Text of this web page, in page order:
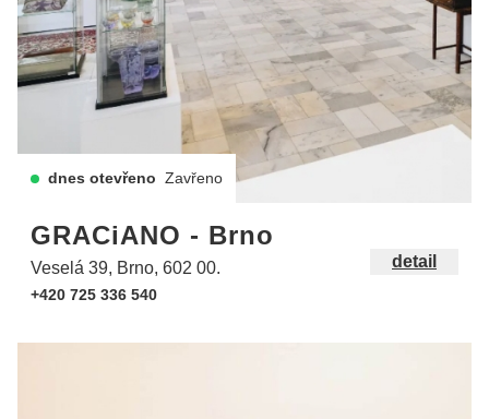
dnes otevřeno Zavřeno
GRACiANO - Brno
Veselá 39, Brno, 602 00.
+420 725 336 540
detail